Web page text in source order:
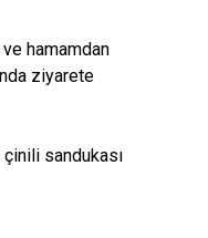
hamamdan
ziyarete
sandukası